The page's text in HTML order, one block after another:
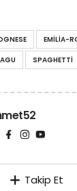
EMILIA-
SPAGHETTI
Takip Et